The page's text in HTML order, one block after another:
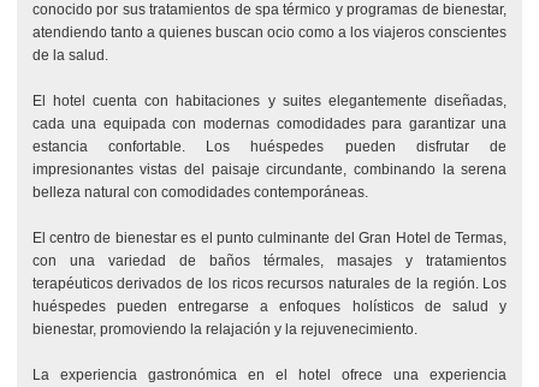
conocido por sus tratamientos de spa térmico y programas de bienestar,
atendiendo tanto a quienes buscan ocio como a los viajeros conscientes
de la salud.
El hotel cuenta con habitaciones y suites elegantemente diseñadas,
cada una equipada con modernas comodidades para garantizar una
estancia confortable. Los huéspedes pueden disfrutar de
impresionantes vistas del paisaje circundante, combinando la serena
belleza natural con comodidades contemporáneas.
El centro de bienestar es el punto culminante del Gran Hotel de Termas,
con una variedad de baños térmales, masajes y tratamientos
terapéuticos derivados de los ricos recursos naturales de la región. Los
huéspedes pueden entregarse a enfoques holísticos de salud y
bienestar, promoviendo la relajación y la rejuvenecimiento.
La experiencia gastronómica en el hotel ofrece una experiencia